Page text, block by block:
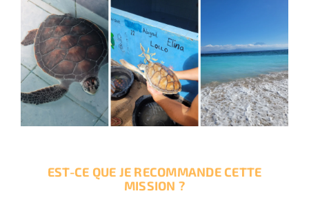
EST-CE QUE JE RECOMMANDE CETTE
MISSION ?